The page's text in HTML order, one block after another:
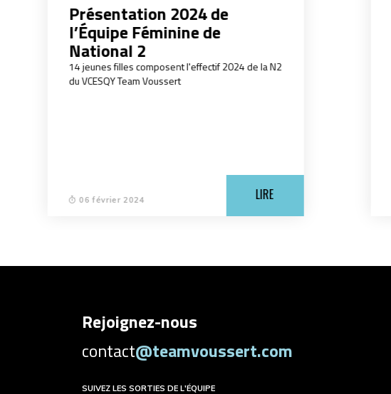
Présentation 2024 de
l’Équipe Féminine de
National 2
14 jeunes filles composent l'effectif 2024 de la N2
du VCESQY Team Voussert
06 février 2024 LIRE
Rejoignez-nous
contact@teamvoussert.com
SUIVEZ LES SORTIES DE L'ÉQUIPE